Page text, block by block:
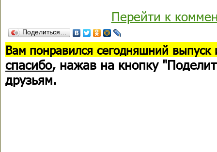
Перейти к
Поделиться…
Вам понравился сегодняшний выпуск
спасибо, нажав на кнопку
друзьям.